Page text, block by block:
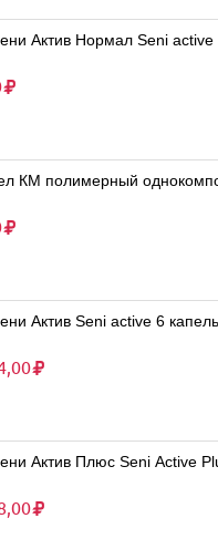
Актив Нормал Seni
КМ полимерный
Актив Seni active 6
Актив Плюс Seni Active